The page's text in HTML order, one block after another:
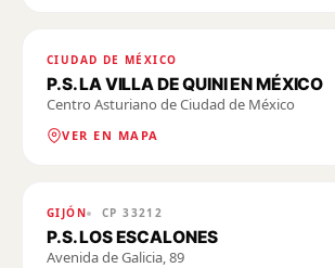
CIUDAD DE MÉXICO
P.S. LA VILLA DE QUINI EN MÉXICO
Centro Asturiano de Ciudad de México
VER EN MAPA
GIJÓN CP33212
P.S. LOS ESCALONES
Avenida de Galicia, 89